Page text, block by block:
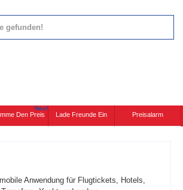
gefunden!
Den Preis
Neu!
Lade Freunde Ein Preisalarm
Anwendung für Flugtickets, Hotels,